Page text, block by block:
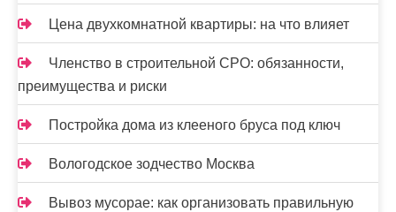
а
п
и
с
е
й
Цена двухкомнатной квартиры: на что влияет
Членство в строительной СРО: обязанности,
преимущества и риски
Постройка дома из клееного бруса под ключ
Вологодское зодчество Москва
Вывоз мусорае: как организовать правильную